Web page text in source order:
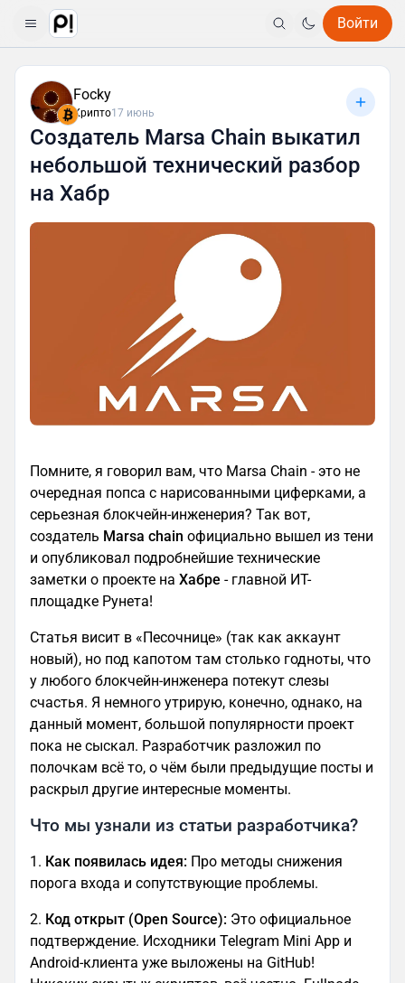
Войти
Focky
Крипто17 июнь
Создатель Marsa Chain выкатил
небольшой технический разбор
на Хабр
Помните, я говорил вам, что Marsa Chain - это не
очередная попса с нарисованными циферками, а
серьезная блокчейн-инженерия? Так вот,
создатель Marsa chain официально вышел из тени
и опубликовал подробнейшие технические
заметки о проекте на Хабре - главной ИТ-
площадке Рунета!
Статья висит в «Песочнице» (так как аккаунт
новый), но под капотом там столько годноты, что
у любого блокчейн-инженера потекут слезы
счастья. Я немного утрирую, конечно, однако, на
данный момент, большой популярности проект
пока не сыскал. Разработчик разложил по
полочкам всё то, о чём были предыдущие посты и
раскрыл другие интересные моменты.
Что мы узнали из статьи разработчика?
1. Как появилась идея: Про методы снижения
порога входа и сопутствующие проблемы.
2. Код открыт (Open Source): Это официальное
подтверждение. Исходники Telegram Mini App и
Android-клиента уже выложены на GitHub!